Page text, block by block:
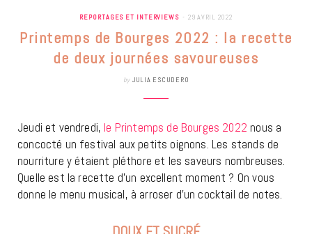
REPORTAGES ET INTERVIEWS 29 AVRIL 2022
Printemps de Bourges 2022 : la recette
de deux journées savoureuses
by JULIA ESCUDERO
Jeudi et vendredi, le Printemps de Bourges 2022 nous a
concocté un festival aux petits oignons. Les stands de
nourriture y étaient pléthore et les saveurs nombreuses.
Quelle est la recette d’un excellent moment ? On vous
donne le menu musical, à arroser d’un cocktail de notes.